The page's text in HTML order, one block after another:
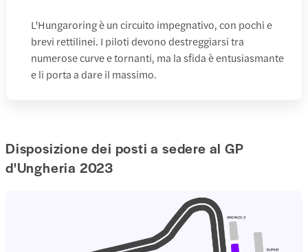
L'Hungaroring è un circuito impegnativo, con pochi e
brevi rettilinei. I piloti devono destreggiarsi tra
numerose curve e tornanti, ma la sfida è entusiasmante
e li porta a dare il massimo.
Disposizione dei posti a sedere al GP
d'Ungheria 2023